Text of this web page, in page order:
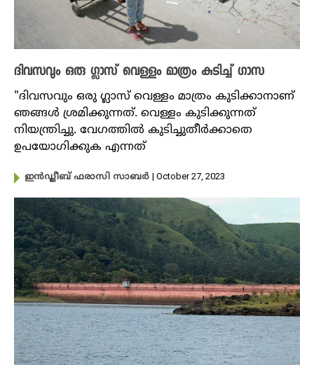
ദിവസവും ഒരു ഗ്ലാസ് വെള്ളം മാത്രം കുടിച്ച് ​ഗാസ
"ദിവസവും ഒരു ഗ്ലാസ് വെള്ളം മാത്രം കുടിക്കാനാണ്
ഞങ്ങൾ ശ്രമിക്കുന്നത്. വെള്ളം കുടിക്കുന്നത്
നിയന്ത്രിച്ചു. വേഗത്തിൽ കുടിച്ചുതീർക്കാതെ
ഉപയോഗിക്കുക എന്നത്
ഇൻഡ്ലീബ് ഫരാസി സാബർ | October 27, 2023